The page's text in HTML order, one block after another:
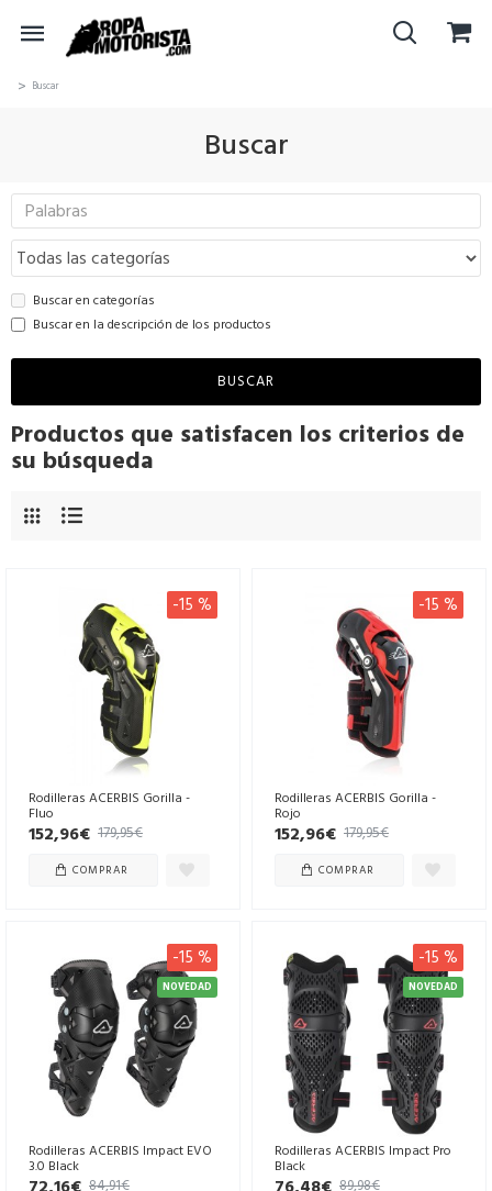
Buscar
Buscar
Buscar en categorías
Buscar en la descripción de los productos
BUSCAR
Productos que satisfacen los criterios de
su búsqueda
-15 %
Rodilleras ACERBIS Gorilla -
Fluo
152,96€ 179,95€
COMPRAR
-15 %
Rodilleras ACERBIS Gorilla -
Rojo
152,96€ 179,95€
COMPRAR
NOVEDAD
-15 %
Rodilleras ACERBIS Impact EVO
3.0 Black
84,91€
NOVEDAD
-15 %
Rodilleras ACERBIS Impact Pro
Black
89,98€